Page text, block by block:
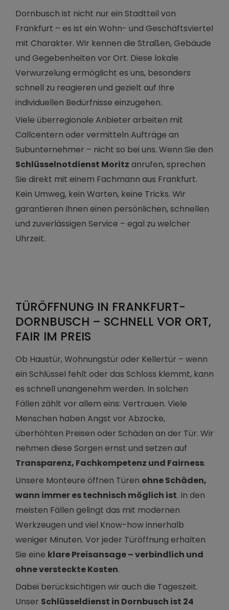
Dornbusch ist nicht nur ein Stadtteil von
Frankfurt – es ist ein Wohn- und Geschäftsviertel
mit Charakter. Wir kennen die Straßen, Gebäude
und Gegebenheiten vor Ort. Diese lokale
Verwurzelung ermöglicht es uns, besonders
schnell zu reagieren und gezielt auf Ihre
individuellen Bedürfnisse einzugehen.
Viele überregionale Anbieter arbeiten mit
Callcentern oder vermitteln Aufträge an
Subunternehmer – nicht so bei uns. Wenn Sie den
Schlüsselnotdienst Moritz anrufen, sprechen
Sie direkt mit einem Fachmann aus Frankfurt.
Kein Umweg, kein Warten, keine Tricks. Wir
garantieren Ihnen einen persönlichen, schnellen
und zuverlässigen Service – egal zu welcher
Uhrzeit.
TÜRÖFFNUNG IN FRANKFURT-
DORNBUSCH – SCHNELL VOR ORT,
FAIR IM PREIS
Ob Haustür, Wohnungstür oder Kellertür – wenn
ein Schlüssel fehlt oder das Schloss klemmt, kann
es schnell unangenehm werden. In solchen
Fällen zählt vor allem eins: Vertrauen. Viele
Menschen haben Angst vor Abzocke,
überhöhten Preisen oder Schäden an der Tür. Wir
nehmen diese Sorgen ernst und setzen auf
Transparenz, Fachkompetenz und Fairness.
Unsere Monteure öffnen Türen ohne Schäden,
wann immer es technisch möglich ist. In den
meisten Fällen gelingt das mit modernen
Werkzeugen und viel Know-how innerhalb
weniger Minuten. Vor jeder Türöffnung erhalten
Sie eine klare Preisansage – verbindlich und
ohne versteckte Kosten.
Dabei berücksichtigen wir auch die Tageszeit.
Unser Schlüsseldienst in Dornbusch ist 24